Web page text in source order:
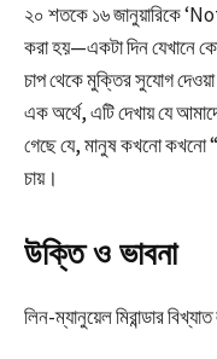
২০ শতকে ১৬ জানুয়ারিকে
করা হয়—একটা দিন যেখানে
চাপ থেকে মুক্তির সুযোগ
এক অর্থে, এটি দেখায় যে
গেছে যে, মানুষ কখনো কখনো
চায়।
উক্তি ও ভাবনা
লিন-ম্যানুয়েল মিরান্ডার